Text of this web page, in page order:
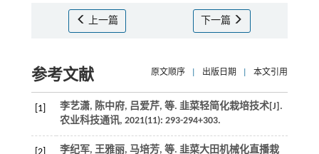
上一篇 下一篇
参考文献 原文顺序 出版日期 本文引用
[1] 李艺潇, 陈中府, 吕爱芹, 等. 韭菜轻简化栽培技术[J].
农业科技通讯, 2021(11): 293-294+303.
李纪军, 王雅丽, 马培芳, 等. 韭菜大田机械化直播栽